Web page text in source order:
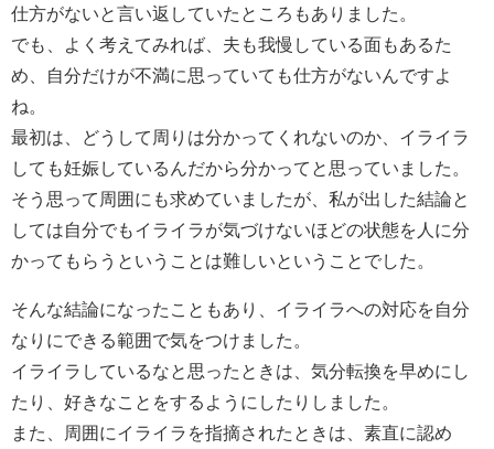
仕方がないと言い返していたところもありました。
でも、よく考えてみれば、夫も我慢している面もあるた
め、自分だけが不満に思っていても仕方がないんですよ
ね。
最初は、どうして周りは分かってくれないのか、イライラ
しても妊娠しているんだから分かってと思っていました。
そう思って周囲にも求めていましたが、私が出した結論と
しては自分でもイライラが気づけないほどの状態を人に分
かってもらうということは難しいということでした。
そんな結論になったこともあり、イライラへの対応を自分
なりにできる範囲で気をつけました。
イライラしているなと思ったときは、気分転換を早めにし
たり、好きなことをするようにしたりしました。
また、周囲にイライラを指摘されたときは、素直に認め